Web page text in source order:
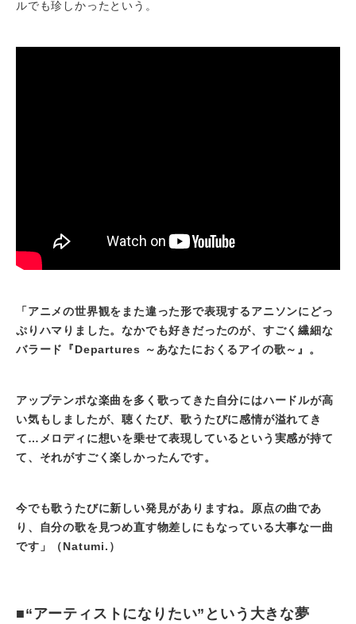
ルでも珍しかったという。
「アニメの世界観をまた違った形で表現するアニソンにどっ
ぷりハマりました。なかでも好きだったのが、すごく繊細な
バラード『Departures ～あなたにおくるアイの歌～』。
アップテンポな楽曲を多く歌ってきた自分にはハードルが高
い気もしましたが、聴くたび、歌うたびに感情が溢れてき
て…メロディに想いを乗せて表現しているという実感が持て
て、それがすごく楽しかったんです。
今でも歌うたびに新しい発見がありますね。原点の曲であ
り、自分の歌を見つめ直す物差しにもなっている大事な一曲
です」（Natumi.）
■“アーティストになりたい”という大きな夢